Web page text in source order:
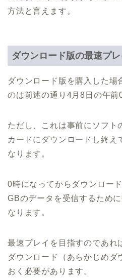
方法と言えます。
ダウンロード版の最速プ
ダウンロード版を購入した場
のは前述の通り4月8日の午前
ただし、これは事前にソフト
カードにダウンロードし終え
なります。
0時になってからダウンロー
GBのデータを受信するため
なります。
最速プレイを目指すのであれ
ダウンロード（あらかじめダ
おく必要があります。